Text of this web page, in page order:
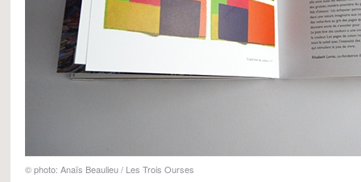
© photo: Anaïs Beaulieu / Les Trois Ourses